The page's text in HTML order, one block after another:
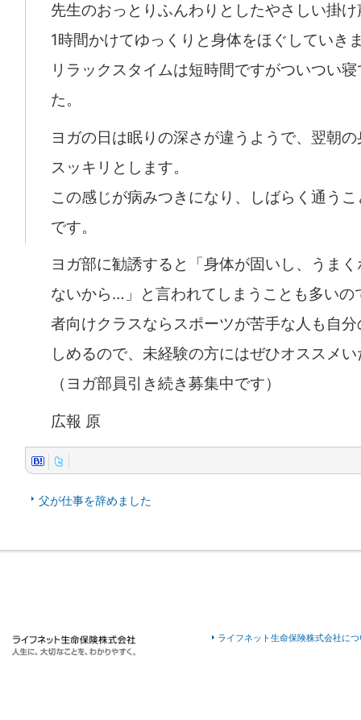
先生のおっとりふんわりとしたやさしい掛
1時間かけてゆっくりと身体をほぐしていき
リラックスタイムは短時間ですがついつい
た。
ヨガの日は眠りの深さが違うようで、翌朝
スッキリとします。
この感じが病みつきになり、しばらく通う
です。
ヨガ部に勧誘すると「身体が固いし、うま
ないから…」と言われてしまうことも多いの
者向けクラスならスポーツが苦手な人も自
しめるので、未経験の方にはぜひオススメ
（ヨガ部員引き続き募集中です）
広報 原
父が仕事を辞めました
ライフネット生命保険株式会社に